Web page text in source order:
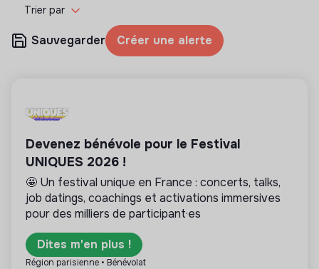
Trier par
Sauvegarder Créer une alerte
Devenez bénévole pour le Festival
UNIQUES 2026 !
🤩 Un festival unique en France : concerts, talks,
job datings, coachings et activations immersives
pour des milliers de participant·es
Dites m'en plus !
Région parisienne • Bénévolat